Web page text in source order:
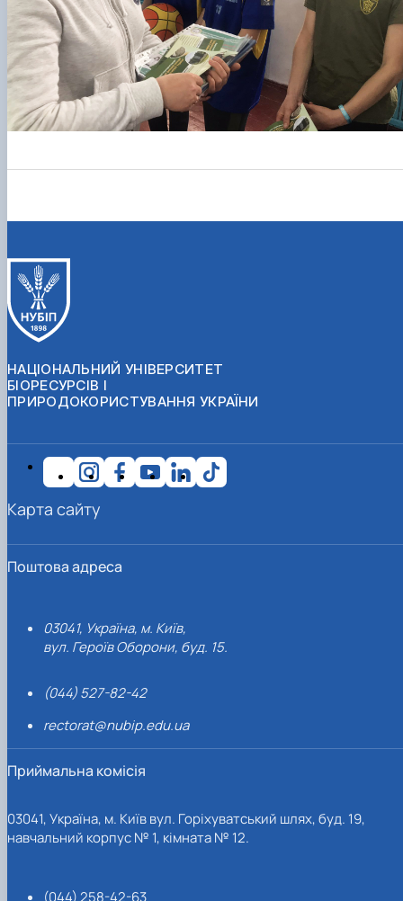
НАЦІОНАЛЬНИЙ УНІВЕРСИТЕТ
БІОРЕСУРСІВ І
ПРИРОДОКОРИСТУВАННЯ УКРАЇНИ
Поштова адреса
03041, Україна, м. Київ,
вул. Героїв Оборони, буд. 15.
(044) 527-82-42
rectorat@nubip.edu.ua
Приймальна комісія
03041, Україна, м. Київ вул. Горіхуватський шлях, буд. 19,
навчальний корпус № 1, кімната № 12.
(044) 258-42-63
Карта сайту